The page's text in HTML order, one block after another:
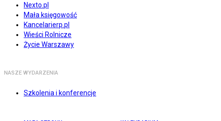
Nexto.pl
Mała księgowość
Kancelarierp.pl
Wieści Rolnicze
Życie Warszawy
NASZE WYDARZENIA
Szkolenia i konferencje